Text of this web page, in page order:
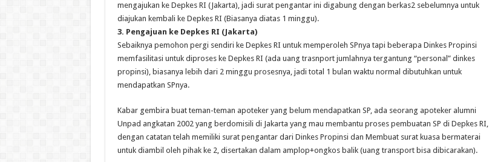
mengajukan ke Depkes RI (Jakarta), jadi surat pengantar ini digabung dengan berkas2 sebelumnya untuk
diajukan kembali ke Depkes RI (Biasanya diatas 1 minggu).
3. Pengajuan ke Depkes RI (Jakarta)
Sebaiknya pemohon pergi sendiri ke Depkes RI untuk memperoleh SPnya tapi beberapa Dinkes Propinsi
memfasilitasi untuk diproses ke Depkes RI (ada uang trasnport jumlahnya tergantung “personal” dinkes
propinsi), biasanya lebih dari 2 minggu prosesnya, jadi total 1 bulan waktu normal dibutuhkan untuk
mendapatkan SPnya.
Kabar gembira buat teman-teman apoteker yang belum mendapatkan SP, ada seorang apoteker alumni
Unpad angkatan 2002 yang berdomisili di Jakarta yang mau membantu proses pembuatan SP di Depkes RI,
dengan catatan telah memiliki surat pengantar dari Dinkes Propinsi dan Membuat surat kuasa bermaterai
untuk diambil oleh pihak ke 2, disertakan dalam amplop+ongkos balik (uang transport bisa dibicarakan).